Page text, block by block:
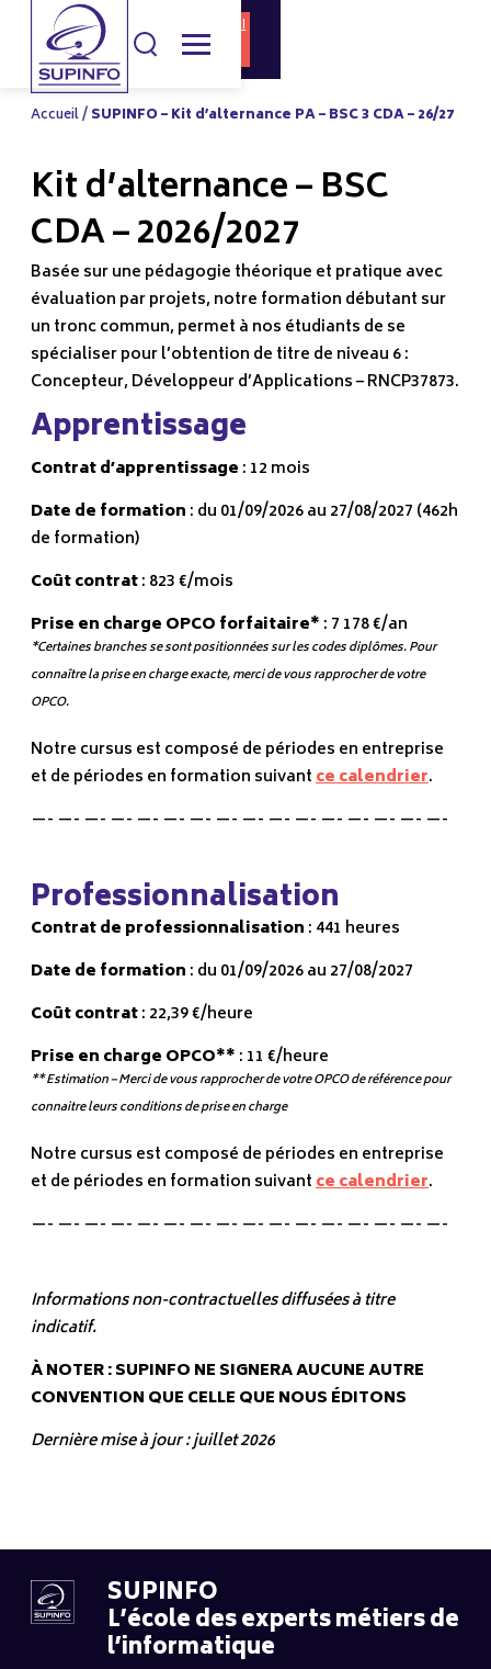
CANDIDATURE
DOCUMENTATI
ON
Accueil/SUPINFO – Kit d’alternance PA – BSC 3 CDA – 26/27
Kit d’alternance – BSC
CDA – 2026/2027
Basée sur une pédagogie théorique et pratique avec
évaluation par projets, notre formation débutant sur
un tronc commun, permet à nos étudiants de se
spécialiser pour l’obtention de titre de niveau 6 :
Concepteur, Développeur d’Applications – RNCP37873.
Apprentissage
Contrat d’apprentissage : 12 mois
Date de formation : du 01/09/2026 au 27/08/2027 (462h
de formation)
Coût contrat: 823 €/mois
Prise en charge OPCO forfaitaire* : 7 178 €/an
*Certaines branches se sont positionnées sur les codes diplômes. Pour
connaître la prise en charge exacte, merci de vous rapprocher de votre
OPCO.
Notre cursus est composé de périodes en entreprise
et de périodes en formation suivantce calendrier.
—- —- —- —- —- —- —- —- —- —- —- —- —- —- —- —-
Professionnalisation
Contrat de professionnalisation : 441 heures
Date de formation : du 01/09/2026 au 27/08/2027
Coût contrat: 22,39 €/heure
Prise en charge OPCO** : 11 €/heure
** Estimation – Merci de vous rapprocher de votre OPCO de référence pour
connaitre leurs conditions de prise en charge
Notre cursus est composé de périodes en entreprise
et de périodes en formation suivantce calendrier.
—- —- —- —- —- —- —- —- —- —- —- —- —- —- —- —-
Informations non-contractuelles diffusées à titre
indicatif.
À NOTER : SUPINFO NE SIGNERA AUCUNE AUTRE
CONVENTION QUE CELLE QUE NOUS ÉDITONS
Dernière mise à jour : juillet 2026
SUPINFO
L’école des experts métiers de
l’informatique